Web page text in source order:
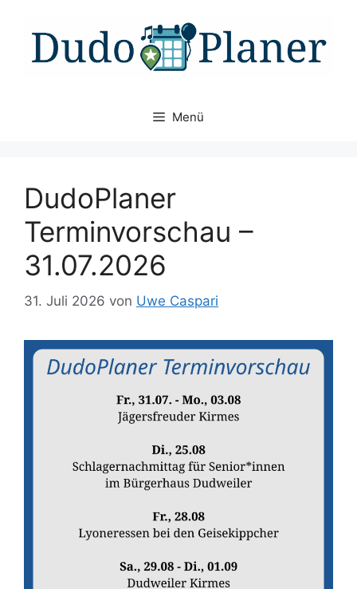
Inhalt
springen
Menü
DudoPlaner
Terminvorschau –
31.07.2026
31. Juli 2026 von Uwe Caspari